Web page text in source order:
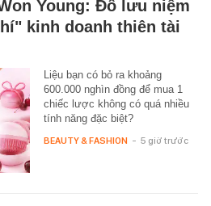
Young: Đồ lưu niệm
kinh doanh thiên tài
Liệu bạn có bỏ ra khoảng
600.000 nghìn đồng để mua 1
chiếc lược không có quá nhiều
tính năng đặc biệt?
BEAUTY & FASHION - 5 giờ trước